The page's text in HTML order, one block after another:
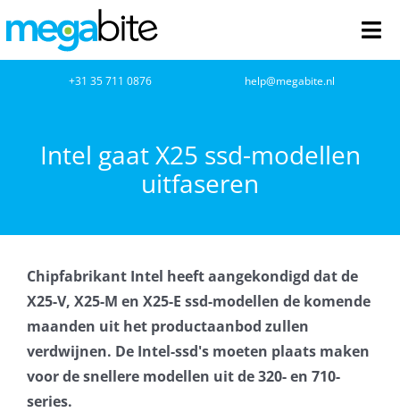
naar
inhoud
Netwerkbeheer
Cloud Computing
VOIP
Microsoft NCE
+31 35 711 0876 help@megabite.nl
Intel gaat X25 ssd-modellen
uitfaseren
Chipfabrikant Intel heeft aangekondigd dat de
X25-V, X25-M en X25-E ssd-modellen de komende
maanden uit het productaanbod zullen
verdwijnen. De Intel-ssd's moeten plaats maken
voor de snellere modellen uit de 320- en 710-
series.